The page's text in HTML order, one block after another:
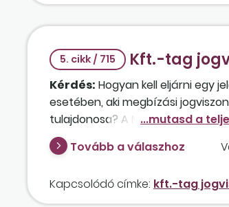
5. cikk / 715 Kft.-tag
Kérdés: Hogyan kell eljárni egy
esetében, aki megbízási
tulajdonosa? A NAV-nál azt a
alatta marad a minimálbér 30
társaság tevékenységében,
számára?
Tovább a válaszhoz
Kapcsolódó címke: kft.-tag